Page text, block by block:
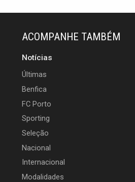
ACOMPANHE TAMBÉM
Notícias
Últimas
Benfica
FC Porto
Sporting
Seleção
Nacional
Internacional
Modalidades